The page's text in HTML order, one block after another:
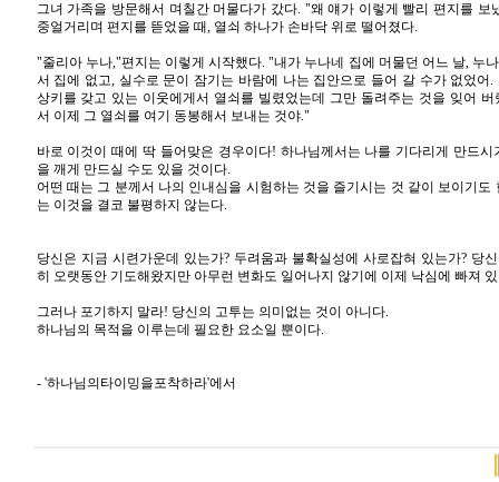
그녀 가족을 방문해서 며칠간 머물다가 갔다. "왜 얘가 이렇게 빨리 편지를 보
중얼거리며 편지를 뜯었을 때, 열쇠 하나가 손바닥 위로 떨어졌다.
"줄리아 누나,"편지는 이렇게 시작했다. "내가 누나네 집에 머물던 어느 날, 누
서 집에 없고, 실수로 문이 잠기는 바람에 나는 집안으로 들어 갈 수가 없었어.
상키를 갖고 있는 이웃에게서 열쇠를 빌렸었는데 그만 돌려주는 것을 잊어 버
서 이제 그 열쇠를 여기 동봉해서 보내는 것야."
바로 이것이 때에 딱 들어맞은 경우이다! 하나님께서는 나를 기다리게 만드시
을 깨게 만드실 수도 있을 것이다.
어떤 때는 그 분께서 나의 인내심을 시험하는 것을 즐기시는 것 같이 보이기도
는 이것을 결코 불평하지 않는다.
당신은 지금 시련가운데 있는가? 두려움과 불확실성에 사로잡혀 있는가? 당
히 오랫동안 기도해왔지만 아무런 변화도 일어나지 않기에 이제 낙심에 빠져
그러나 포기하지 말라! 당신의 고투는 의미없는 것이 아니다.
하나님의 목적을 이루는데 필요한 요소일 뿐이다.
- '하나님의타이밍을포착하라'에서